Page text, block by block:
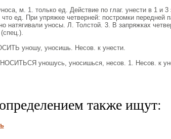
м. 1. только ед. Действие по глаг. унести в 1 и
ед. При упряжке четверней: постромки передней
натягивали уносы. Л. Толстой. 3. В запряжках
уношу, уносишь. Несов. к унести.
уношусь, уносишься, несов. 1. Несов. к
также ищут: